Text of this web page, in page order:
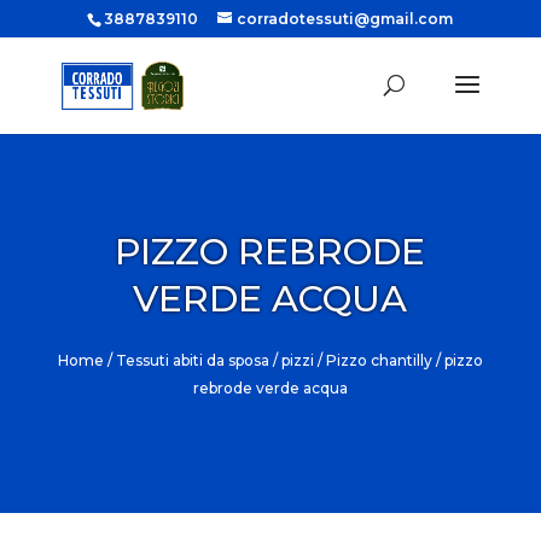
3887839110 corradotessuti@gmail.com
PIZZO REBRODE
VERDE ACQUA
Home / Tessuti abiti da sposa / pizzi / Pizzo chantilly/ pizzo
rebrode verde acqua